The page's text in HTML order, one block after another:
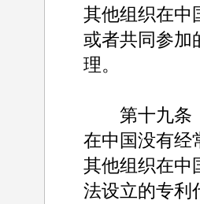
其他组织在中
或者共同参加
理。
第十九条
在中国没有经
其他组织在中
法设立的专利